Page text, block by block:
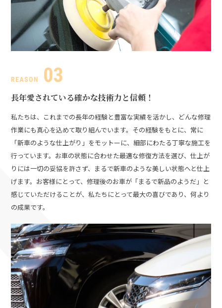
長年愛されている確かな技術力と信頼！
私たちは、これまでの長年の経験と豊富な実績を活かし、どんな修理
作業にも真心を込めて取り組んでいます。その経験をもとに、常に
「新車のような仕上がり」をモットーに、細部にわたる丁寧な施工を
行っています。お車の状態に合わせた最適な修復方法を選び、仕上が
りには一切の妥協を許さず、まるで新車のような美しい状態へと仕上
げます。 お客様にとって、修理後のお車が「まるで新品のようだ」と
感じていただけることが、私たちにとって最大の喜びであり、何より
の成果です。